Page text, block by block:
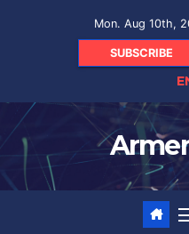
Mon. Aug 10th,
SUBSCRIBE